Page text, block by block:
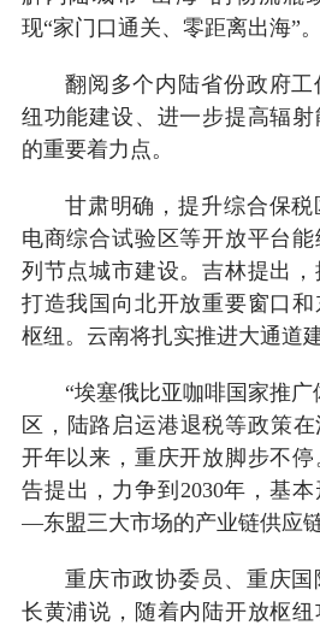
现“家门口通关、零距离出海”。
翻阅多个内陆省份政府
纽功能建设、进一步提高辐
的重要着力点。
甘肃明确，提升综合保
电商综合试验区等开放平台
列节点城市建设。吉林提出，
打造我国向北开放重要窗口
枢纽。云南将扎实推进大通道建
“埃塞俄比亚咖啡国家推
区，陆路启运港退税等政策
开年以来，重庆开放脚步不
告提出，力争到2030年，基
—东盟三大市场的产业链供应
重庆市政协委员、重庆
长黄浦说，随着内陆开放枢